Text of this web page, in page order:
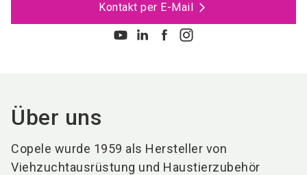
Kontakt per E-Mail
Über uns
Copele wurde 1959 als Hersteller von
Viehzuchtausrüstung und Haustierzubehör